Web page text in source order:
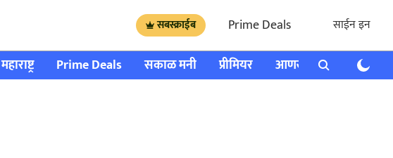
सबस्क्राईब Prime Deals साईन इन
महाराष्ट्र Prime Deals सकाळ मनी प्रीमियर आणखी राशी भविष्य